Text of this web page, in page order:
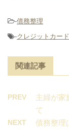
-債務整理
-クレジットカード
関連記事
PREV
主婦が家
て
NEXT 債務整理